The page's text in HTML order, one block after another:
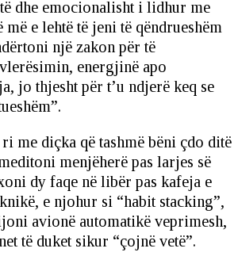
dhe emocionalisht i lidhur me
më e lehtë të jeni të qëndrueshëm
një zakon për të
energjinë apo
jo thjesht për t’u ndjerë keq se
me diçka që tashmë bëni çdo ditë
menjëherë pas larjes së
dy faqe në libër pas kafeja e
e njohur si “habit stacking”,
avionë automatikë veprimesh,
të duket sikur “çojnë vetë”.